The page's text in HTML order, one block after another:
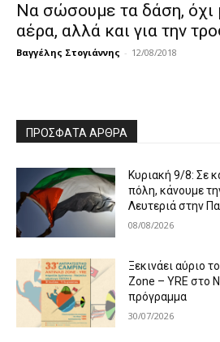
Να σώσουμε τα δάση, όχι
αέρα, αλλά και για την
Βαγγέλης Στογιάννης - 12/08/2018
ΠΡΌΣΦΑΤΑ ΆΡΘΡΑ
Κυριακή 9/8: Σε
πόλη, κάνουμε
Λευτεριά στην
08/08/2026
Ξεκινάει αύριο
Zone – YRE στο
πρόγραμμα
30/07/2026